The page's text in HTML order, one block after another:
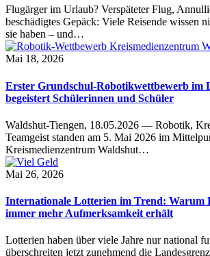
Flugärger im Urlaub? Verspäteter Flug,
beschädigtes Gepäck: Viele Reisende wissen
sie haben – und…
Mai 18, 2026
Erster Grundschul-Robotikwettbewerb im
begeistert Schülerinnen und Schüler
Waldshut-Tiengen, 18.05.2026 — Robotik,
Teamgeist standen am 5. Mai 2026 im
Kreismedienzentrum Waldshut…
Mai 26, 2026
Internationale Lotterien im Trend: Warum
immer mehr Aufmerksamkeit erhält
Lotterien haben über viele Jahre nur national
überschreiten jetzt zunehmend die